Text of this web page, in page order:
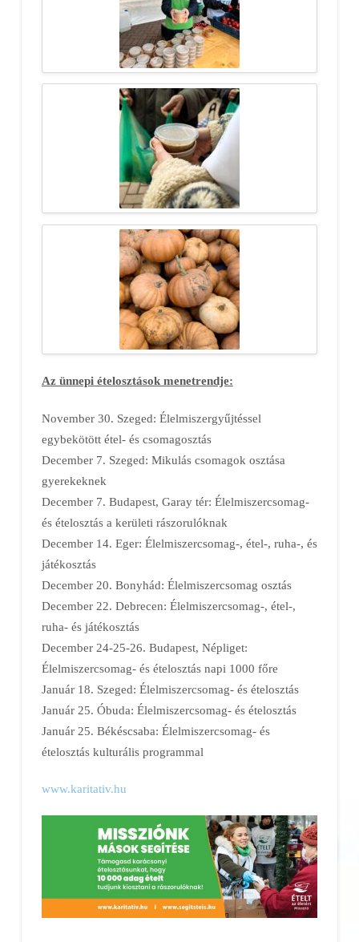
Az ünnepi ételosztások menetrendje:
November 30. Szeged: Élelmiszergyűjtéssel
egybekötött étel- és csomagosztás
December 7. Szeged: Mikulás csomagok osztása
gyerekeknek
December 7. Budapest, Garay tér: Élelmiszercsomag-
és ételosztás a kerületi rászorulóknak
December 14. Eger: Élelmiszercsomag-, étel-, ruha-, és
játékosztás
December 20. Bonyhád: Élelmiszercsomag osztás
December 22. Debrecen: Élelmiszercsomag-, étel-,
ruha- és játékosztás
December 24-25-26. Budapest, Népliget:
Élelmiszercsomag- és ételosztás napi 1000 főre
Január 18. Szeged: Élelmiszercsomag- és ételosztás
Január 25. Óbuda: Élelmiszercsomag- és ételosztás
Január 25. Békéscsaba: Élelmiszercsomag- és
ételosztás kulturális programmal
www.karitativ.hu